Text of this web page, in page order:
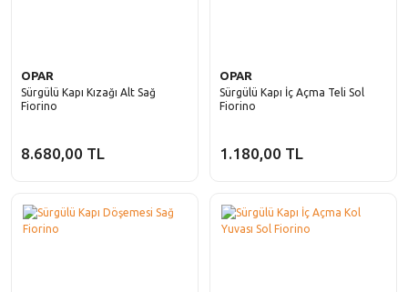
OPAR
Sürgülü Kapı Kızağı Alt Sağ
Fiorino
8.680,00 TL
OPAR
Sürgülü Kapı İç Açma Teli Sol
Fiorino
1.180,00 TL